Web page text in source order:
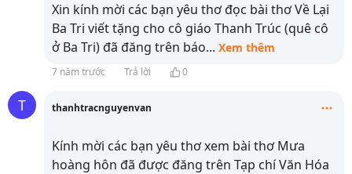
Xin kính mời các bạn yêu thơ đọc bài thơ Về Lại
Ba Tri viết tặng cho cô giáo Thanh Trúc (quê cô
ở Ba Tri) đã đăng trên báo... Xem thêm
7 năm trước Trả lời 0
T thanhtracnguyenvan
Kính mời các bạn yêu thơ xem bài thơ Mưa
hoàng hôn đã được đăng trên Tạp chí Văn Hóa